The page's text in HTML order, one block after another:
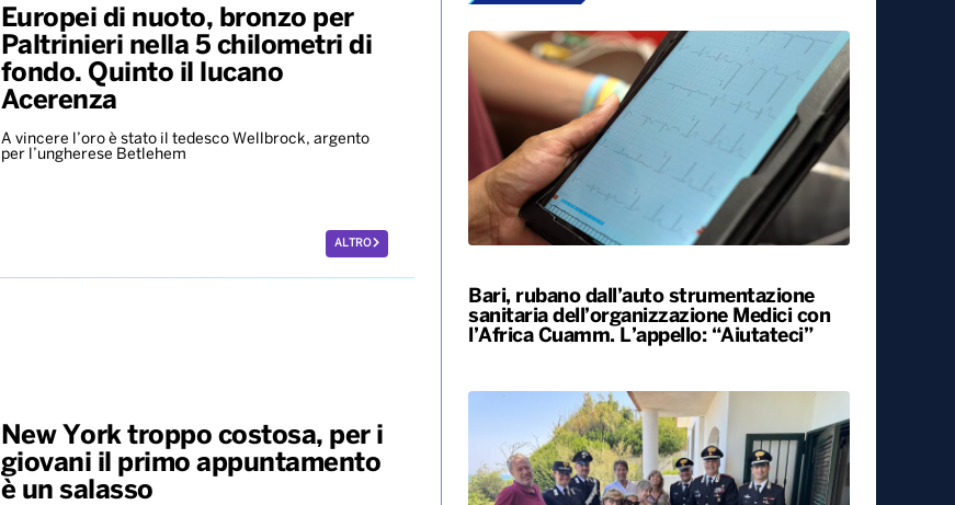
Europei di nuoto, bronzo per
Paltrinieri nella 5 chilometri di
fondo. Quinto il lucano
Acerenza
A vincere l’oro è stato il tedesco Wellbrock, argento
per l’ungherese Betlehem
ALTRO
New York troppo costosa, per i
giovani il primo appuntamento
è un salasso
Bari, rubano dall’auto strumentazione
sanitaria dell’organizzazione Medici con
l’Africa Cuamm. L’appello: “Aiutateci”